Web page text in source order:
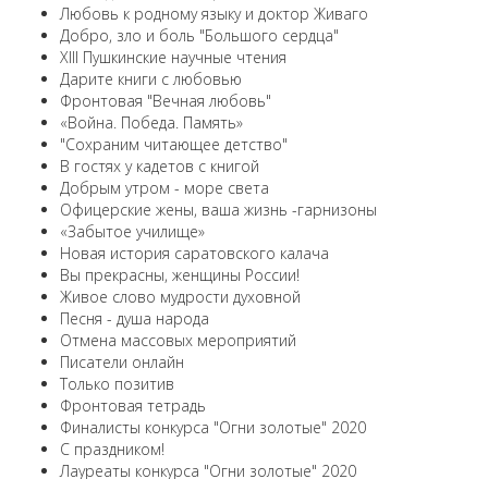
Любовь к родному языку и доктор Живаго
Добро, зло и боль "Большого сердца"
XIII Пушкинские научные чтения
Дарите книги с любовью
Фронтовая "Вечная любовь"
«Война. Победа. Память»
"Сохраним читающее детство"
В гостях у кадетов с книгой
Добрым утром - море света
Офицерские жены, ваша жизнь -гарнизоны
«Забытое училище»
Новая история саратовского калача
Вы прекрасны, женщины России!
Живое слово мудрости духовной
Песня - душа народа
Отмена массовых мероприятий
Писатели онлайн
Только позитив
Фронтовая тетрадь
Финалисты конкурса "Огни золотые" 2020
С праздником!
Лауреаты конкурса "Огни золотые" 2020